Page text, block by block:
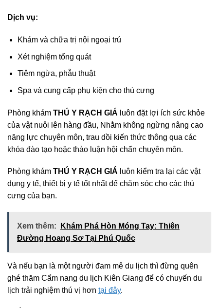
Dịch vụ:
Khám và chữa trị nội ngoại trú
Xét nghiệm tổng quát
Tiêm ngừa, phẫu thuật
Spa và cung cấp phụ kiện cho thú cưng
Phòng khám THÚ Y RẠCH GIÁ luôn đặt lợi ích sức khỏe
của vật nuôi lên hàng đầu, Nhằm không ngừng nâng cao
năng lực chuyên môn, trau dồi kiến thức thông qua các
khóa đào tạo hoặc thảo luận hội chẩn chuyên môn.
Phòng khám THÚ Y RẠCH GIÁ luôn kiểm tra lại các vật
dụng y tế, thiết bị y tế tốt nhất để chăm sóc cho các thú
cưng của bạn.
Xem thêm:
Khám Phá Hòn Móng Tay: Thiên
Đường Hoang Sơ Tại Phú Quốc
Và nếu bạn là một người đam mê du lịch thì đừng quên
ghé thăm Cẩm nang du lịch Kiên Giang để có chuyến du
lịch trải nghiệm thú vị hơn tại đây.